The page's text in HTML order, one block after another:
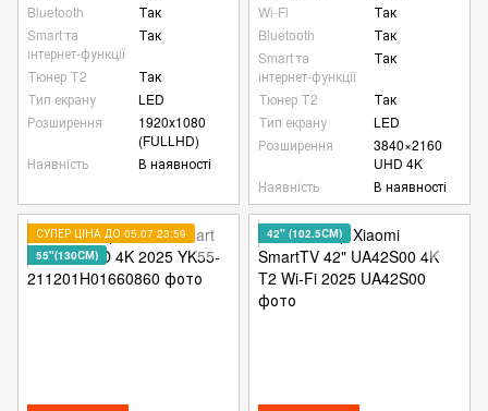
Bluetooth
Так
Smart та
інтернет-функції
Так
Тюнер Т2
Так
Тип екрану
LED
Розширення
1920x1080
(FULLHD)
Наявність
В наявності
Wi-Fi
Так
Bluetooth
Так
Smart та
інтернет-функції
Так
Тюнер Т2
Так
Тип екрану
LED
Розширення
3840×2160
UHD 4K
Наявність
В наявності
СУПЕР ЦІНА ДО 05.07 23:59
55"(130СМ)
42" (102.5СМ)